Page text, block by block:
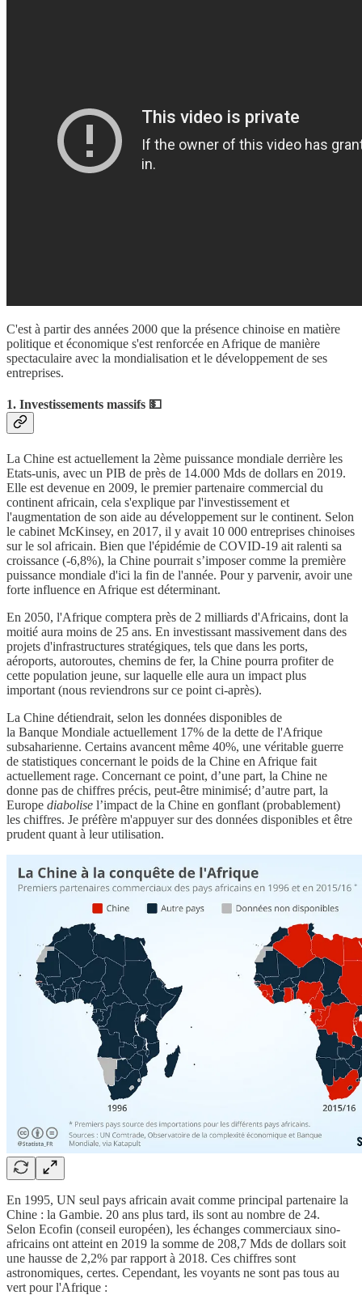
C'est à partir des années 2000 que la présence chinoise en matière
politique et économique s'est renforcée en Afrique de manière
spectaculaire avec la mondialisation et le développement de ses
entreprises.
1. Investissements massifs 💵
La Chine est actuellement la 2ème puissance mondiale derrière les
Etats-unis, avec un PIB de près de 14.000 Mds de dollars en 2019.
Elle est devenue en 2009, le premier partenaire commercial du
continent africain, cela s'explique par l'investissement et
l'augmentation de son aide au développement sur le continent. Selon
le cabinet McKinsey, en 2017, il y avait 10 000 entreprises chinoises
sur le sol africain. Bien que l'épidémie de COVID-19 ait ralenti sa
croissance (-6,8%), la Chine pourrait s’imposer comme la première
puissance mondiale d'ici la fin de l'année. Pour y parvenir, avoir une
forte influence en Afrique est déterminant.
En 2050, l'Afrique comptera près de 2 milliards d'Africains, dont la
moitié aura moins de 25 ans. En investissant massivement dans des
projets d'infrastructures stratégiques, tels que dans les ports,
aéroports, autoroutes, chemins de fer, la Chine pourra profiter de
cette population jeune, sur laquelle elle aura un impact plus
important (nous reviendrons sur ce point ci-après).
La Chine détiendrait, selon les données disponibles de
la Banque Mondiale actuellement 17% de la dette de l'Afrique
subsaharienne. Certains avancent même 40%, une véritable guerre
de statistiques concernant le poids de la Chine en Afrique fait
actuellement rage. Concernant ce point, d’une part, la Chine ne
donne pas de chiffres précis, peut-être minimisé; d’autre part, la
Europe diabolise l’impact de la Chine en gonflant (probablement)
les chiffres. Je préfère m'appuyer sur des données disponibles et être
prudent quant à leur utilisation.
En 1995, UN seul pays africain avait comme principal partenaire la
Chine : la Gambie. 20 ans plus tard, ils sont au nombre de 24.
Selon Ecofin (conseil européen), les échanges commerciaux sino-
africains ont atteint en 2019 la somme de 208,7 Mds de dollars soit
une hausse de 2,2% par rapport à 2018. Ces chiffres sont
astronomiques, certes. Cependant, les voyants ne sont pas tous au
vert pour l'Afrique :